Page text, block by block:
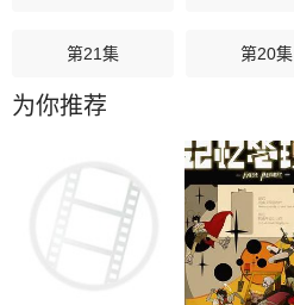
第21集 第20集
第18集
第14集
第12集 第11集
为你推荐